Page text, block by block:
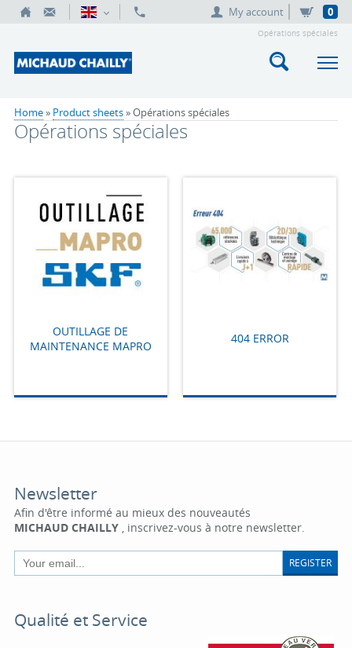
My account 0
Opérations spéciales
Home» Product sheets» Opérations spéciales
Opérations spéciales
OUTILLAGE DE
MAINTENANCE MAPRO
404 ERROR
Newsletter
Afin d'être informé au mieux des nouveautés
MICHAUD CHAILLY, inscrivez-vous à notre newsletter.
REGISTER
Qualité et Service